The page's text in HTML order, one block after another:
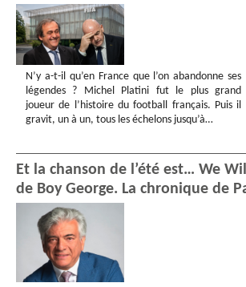
N’y a-t-il qu’en France que l’on abandonne ses
légendes ? Michel Platini fut le plus grand
joueur de l’histoire du football français. Puis il
gravit, un à un, tous les échelons jusqu’à…
Et la chanson de l’été est… We
de Boy George. La chronique de